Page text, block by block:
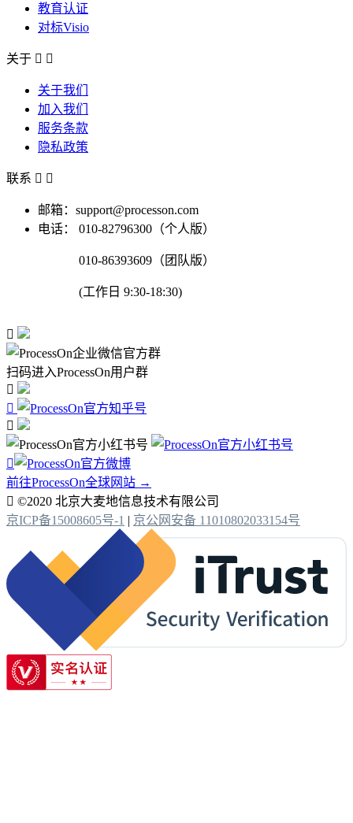
教育认证
对标Visio
关于  
关于我们
加入我们
服务条款
隐私政策
联系  
邮箱：support@processon.com
电话：
010-82796300（个人版）
010-86393609（团队版）
(工作日 9:30-18:30)

扫码进入ProcessOn用户群




前往ProcessOn全球网站 →
 ©2020 北京大麦地信息技术有限公司
京ICP备15008605号-1 | 京公网安备 11010802033154号